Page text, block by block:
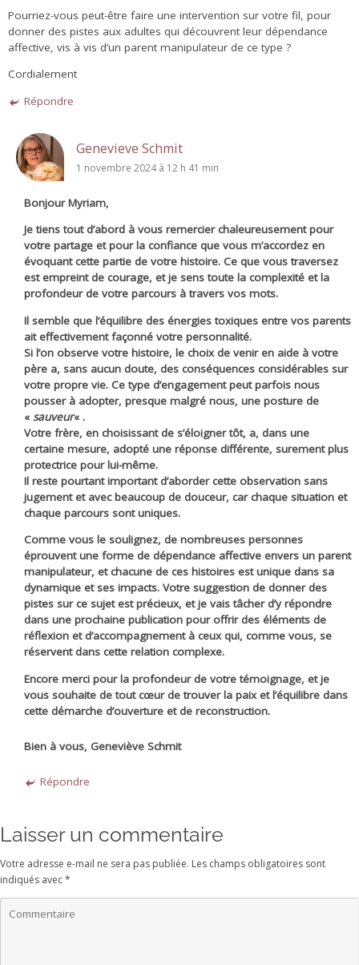
Pourriez-vous peut-être faire une intervention sur votre fil, pour
donner des pistes aux adultes qui découvrent leur dépendance
affective, vis à vis d’un parent manipulateur de ce type ?
Cordialement
Répondre
Genevieve Schmit
1 novembre 2024 à 12 h 41 min
Bonjour Myriam,
Je tiens tout d’abord à vous remercier chaleureusement pour
votre partage et pour la confiance que vous m’accordez en
évoquant cette partie de votre histoire. Ce que vous traversez
est empreint de courage, et je sens toute la complexité et la
profondeur de votre parcours à travers vos mots.
Il semble que l’équilibre des énergies toxiques entre vos parents
ait effectivement façonné votre personnalité.
Si l’on observe votre histoire, le choix de venir en aide à votre
père a, sans aucun doute, des conséquences considérables sur
votre propre vie. Ce type d’engagement peut parfois nous
pousser à adopter, presque malgré nous, une posture de
« sauveur« .
Votre frère, en choisissant de s’éloigner tôt, a, dans une
certaine mesure, adopté une réponse différente, surement plus
protectrice pour lui-même.
Il reste pourtant important d’aborder cette observation sans
jugement et avec beaucoup de douceur, car chaque situation et
chaque parcours sont uniques.
Comme vous le soulignez, de nombreuses personnes
éprouvent une forme de dépendance affective envers un parent
manipulateur, et chacune de ces histoires est unique dans sa
dynamique et ses impacts. Votre suggestion de donner des
pistes sur ce sujet est précieux, et je vais tâcher d’y répondre
dans une prochaine publication pour offrir des éléments de
réflexion et d’accompagnement à ceux qui, comme vous, se
réservent dans cette relation complexe.
Encore merci pour la profondeur de votre témoignage, et je
vous souhaite de tout cœur de trouver la paix et l’équilibre dans
cette démarche d’ouverture et de reconstruction.
Bien à vous, Geneviève Schmit
Répondre
Laisser un commentaire
Votre adresse e-mail ne sera pas publiée. Les champs obligatoires sont
indiqués avec*